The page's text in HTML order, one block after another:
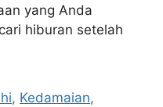
yang Anda
hiburan setelah
, Kedamaian,